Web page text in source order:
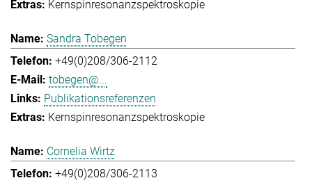
Kernspinresonanzspektroskopie
Sandra Tobegen
+49(0)208/306-2112
tobegen@...
Publikationsreferenzen
Kernspinresonanzspektroskopie
Cornelia Wirtz
+49(0)208/306-2113